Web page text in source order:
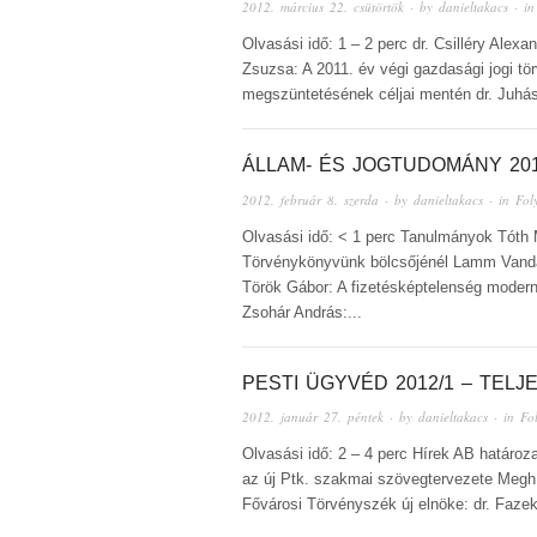
2012. március 22. csütörtök · by danieltakacs ·
Olvasási idő: 1 – 2 perc dr. Csilléry
Zsuzsa: A 2011. év végi gazdasági jogi
megszüntetésének céljai mentén dr.
ÁLLAM- ÉS JOGTUDOMÁNY
2012. február 8. szerda · by danieltakacs · in
Olvasási idő: < 1 perc Tanulmányok
Törvénykönyvünk bölcsőjénél Lamm
Török Gábor: A fizetésképtelenség
Zsohár András:...
PESTI ÜGYVÉD 2012/1 –
2012. január 27. péntek · by danieltakacs · in
Olvasási idő: 2 – 4 perc Hírek AB
az új Ptk. szakmai szövegtervezete
Fővárosi Törvényszék új elnöke: dr.